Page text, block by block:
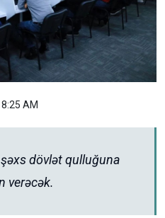
AM
dövlət qulluğuna
verəcək.